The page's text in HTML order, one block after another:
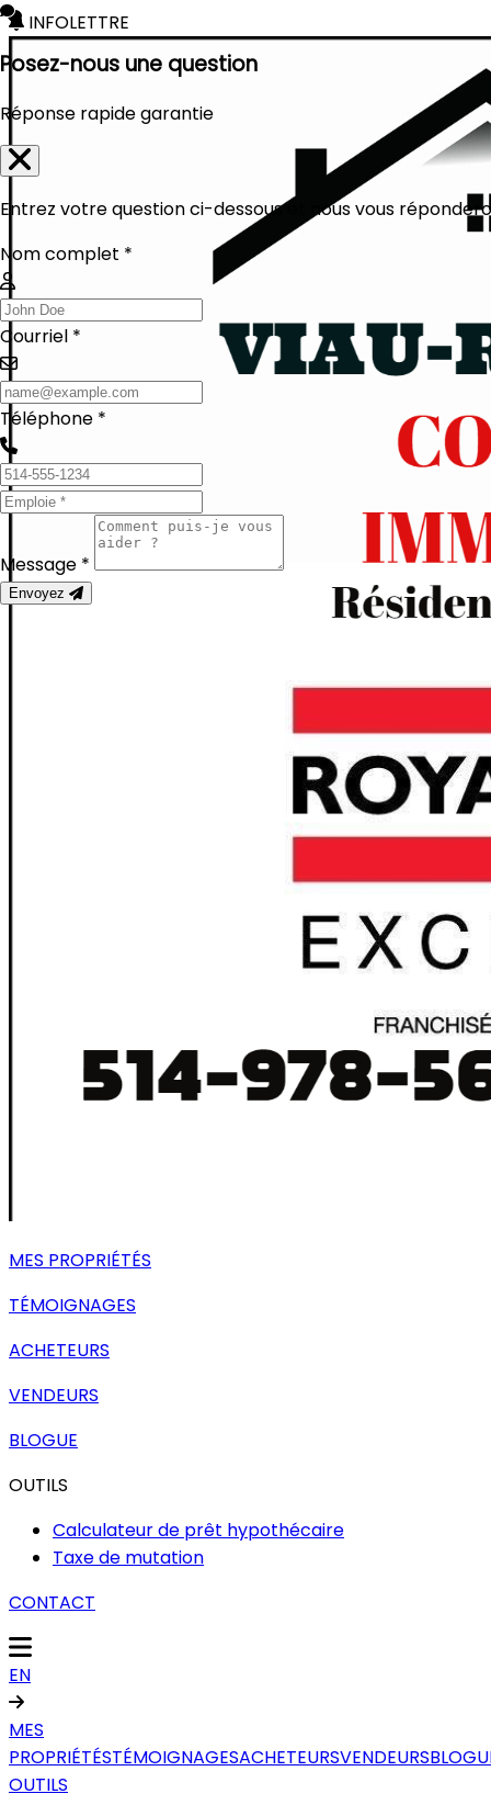
INFOLETTRE
MES PROPRIÉTÉS
TÉMOIGNAGES
ACHETEURS
VENDEURS
BLOGUE
OUTILS
Calculateur de prêt hypothécaire
Taxe de mutation
CONTACT
EN
MES
PROPRIÉTÉSTÉMOIGNAGESACHETEURSVENDEURS
OUTILS
Posez-nous une question
Réponse rapide garantie
Entrez votre question ci-dessous et nous vous
Nom complet *
Courriel *
Téléphone *
Message *
Envoyez